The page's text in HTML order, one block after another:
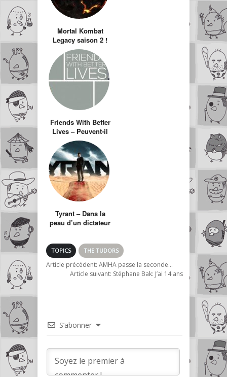
Mortal Kombat
Legacy saison 2 !
Friends With Better
Lives – Peuvent-il
concurrencer How
I Met Your Mother
?
Tyrant – Dans la
peau d’un dictateur
TOPICS THE TUDORS
Article précédent: AMHA passe la seconde…
Article suivant: Stéphane Bak: J’ai 14 ans
S’abonner